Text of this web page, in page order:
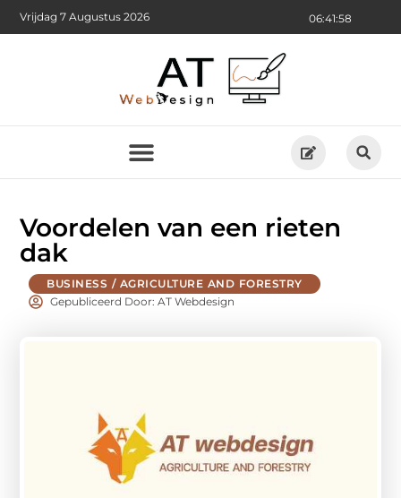
06:41:59
Vrijdag 7 Augustus 2026
Voordelen van een rieten
dak
BUSINESS / AGRICULTURE AND FORESTRY
Gepubliceerd Door: AT Webdesign